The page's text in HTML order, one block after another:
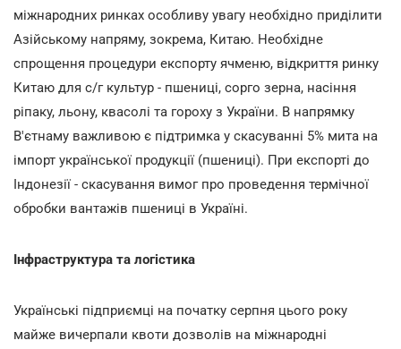
міжнародних ринках особливу увагу необхідно приділити
Азійському напряму, зокрема, Китаю. Необхідне
спрощення процедури експорту ячменю, відкриття ринку
Китаю для с/г культур - пшениці, сорго зерна, насіння
ріпаку, льону, квасолі та гороху з України. В напрямку
В'єтнаму важливою є підтримка у скасуванні 5% мита на
імпорт української продукції (пшениці). При експорті до
Індонезії - скасування вимог про проведення термічної
обробки вантажів пшениці в Україні.
Інфраструктура та логістика
Українські підприємці на початку серпня цього року
майже вичерпали квоти дозволів на міжнародні